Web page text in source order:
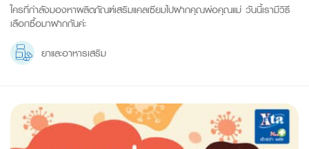
ใครที่กำลังมองหาผลิตภัณฑ์เสริมแคลเซียมไปฝากคุณพ่อคุณแม่ วันนี้เรามีวิธี
เลือกซื้อมาฝากกันค่ะ
ยาและอาหารเสริม